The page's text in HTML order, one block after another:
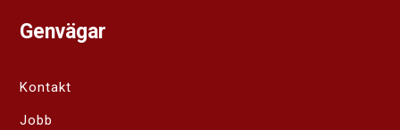
Genvägar
Kontakt
Jobb